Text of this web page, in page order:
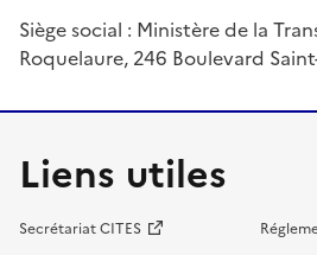
Siège social : Ministère de la
Roquelaure, 246 Boulevard
Liens utiles
Secrétariat CITES